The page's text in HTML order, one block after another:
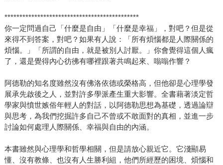
*********************************************
你一定問過自己「什麼是自由」「什麼是幸福」，對吧？但是從
來得不到答案，對吧？如果有人說：「所有煩惱都是人際關係的
煩惱。」「所謂的自由，就是被別人討厭。」你會覺得這個人瘋
了，還是覺得內心彷彿有哪裡跟著共鳴起來、嗡嗡作響？
阿德勒的知名度雖然沒有佛洛依德或榮格高，但他卻是心理學發
展承先啟後之人，並對許多學派產生重大影響。全書藉著淡定哲
學家與憤世嫉俗年輕人的對話，以阿德勒思想為基礎，透過論辯
與思考，為我們挖掘許多自己不曾或不敢面對的真相，並進一步
討論如何處理人際關係、幸福與自由的內涵。
本書雖然與心理學和哲學相關，但是請放心親近它。它淺顯易
懂、沒有教條、也沒有人生勝利組，他們所經歷的困境、煩惱和